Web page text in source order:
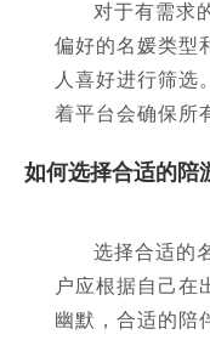
对于有需求
偏好的名媛类型
人喜好进行筛选
着平台会确保所
如何选择合适的陪
选择合适的
户应根据自己在
幽默，合适的陪